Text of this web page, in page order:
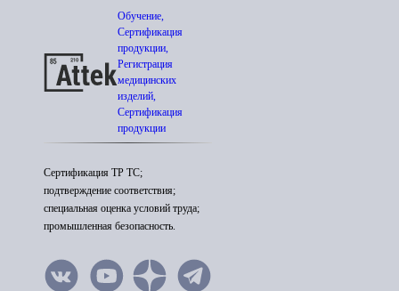
Обучение,
Сертификация
продукции,
Регистрация
медицинских
изделий,
Сертификация
продукции
Сертификация ТР ТС;
подтверждение соответствия;
специальная оценка условий труда;
промышленная безопасность.